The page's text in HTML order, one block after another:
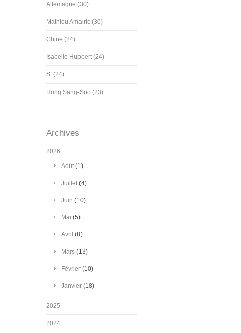
Allemagne (30)
Mathieu Amalric (30)
Chine (24)
Isabelle Huppert (24)
Sf (24)
Hong Sang-Soo (23)
Archives
2026
Août(1)
Juillet(4)
Juin (10)
Mai (5)
Avril (8)
Mars (13)
Février (10)
Janvier (18)
2025
2024